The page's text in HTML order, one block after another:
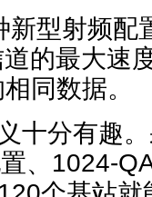
新型射频配
的最大速
同数据。
十分有趣
、1024-